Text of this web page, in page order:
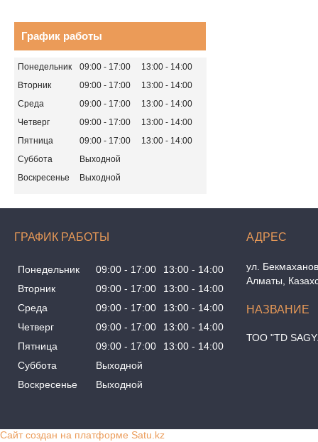
График работы
Понедельник 09:00 17:00 13:00
14:00
Вторник
09:00 17:00 13:00
14:00
Среда
09:00 17:00 13:00
14:00
Четверг
09:00 17:00 13:00
14:00
Пятница
09:00 17:00 13:00
14:00
Суббота
Выходной
Воскресенье
Выходной
ГРАФИК РАБОТЫ
Понедельник 09:00 17:00 13:00
14:00
Вторник
09:00 17:00 13:00
14:00
Среда
09:00 17:00 13:00
14:00
Четверг
09:00 17:00 13:00
14:00
Пятница
09:00 17:00 13:00
14:00
Суббота
Выходной
Воскресенье
Выходной
ул.
Алматы,
ТОО "TD
Сайт создан на платформе Satu.kz